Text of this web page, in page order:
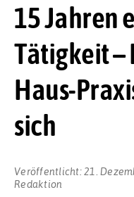
15 Jahren
Tätigkeit –
Haus-
sich
Veröffentlicht:21.
Redaktion